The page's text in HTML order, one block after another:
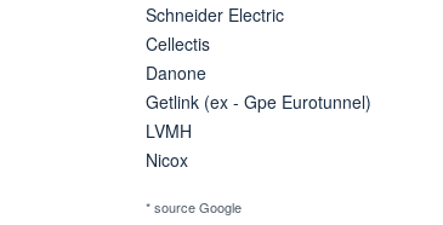
Schneider Electric
Cellectis
Danone
Getlink (ex - Gpe Eurotunnel)
LVMH
Nicox
* source Google